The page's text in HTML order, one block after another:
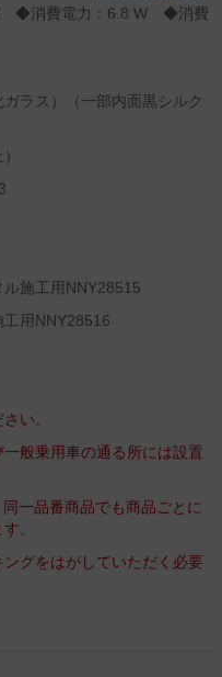
◆消費電力：6.8 W ◆消費
ラス）（一部内面黒シルク
ル施工用NNY28515
工用NNY28516
い。
般乗用車の通る所には設置
一品番商品でも商品ごとに
。
グをはがしていただく必要